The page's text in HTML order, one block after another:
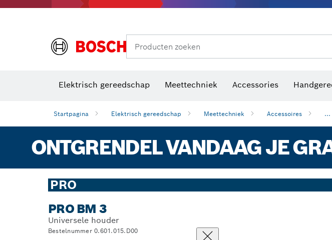
Producten zoeken
Elektrisch gereedschap Meettechniek Accessories
Startpagina Elektrisch gereedschap Meettechniek Accessoires ...
ONTGRENDEL VANDAAG JE
PRO
PRO BM 3
Universele houder
Bestelnummer 0.601.015.D00